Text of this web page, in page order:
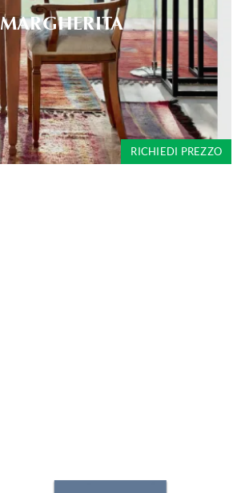
MARGHERITA
RICHIEDI PREZZO